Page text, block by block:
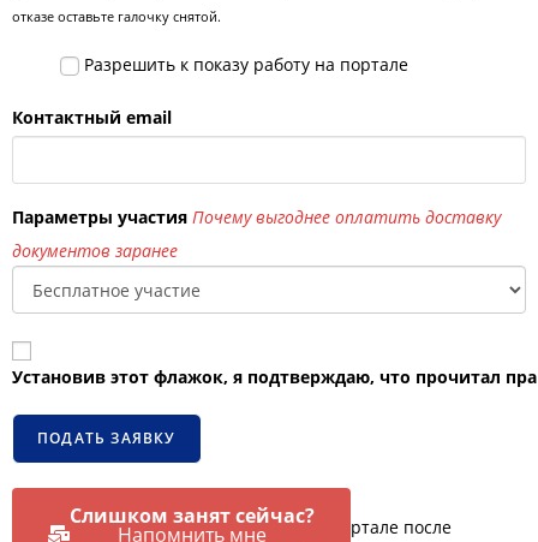
отказе оставьте галочку снятой.
Разрешить к показу работу на портале
Контактный email
Параметры участия Почему выгоднее оплатить доставку
документов заранее
Установив этот флажок, я подтверждаю, что прочитал
Слишком занят сейчас?
Напомнить мне
Конкурсные работы размещаются на портале после